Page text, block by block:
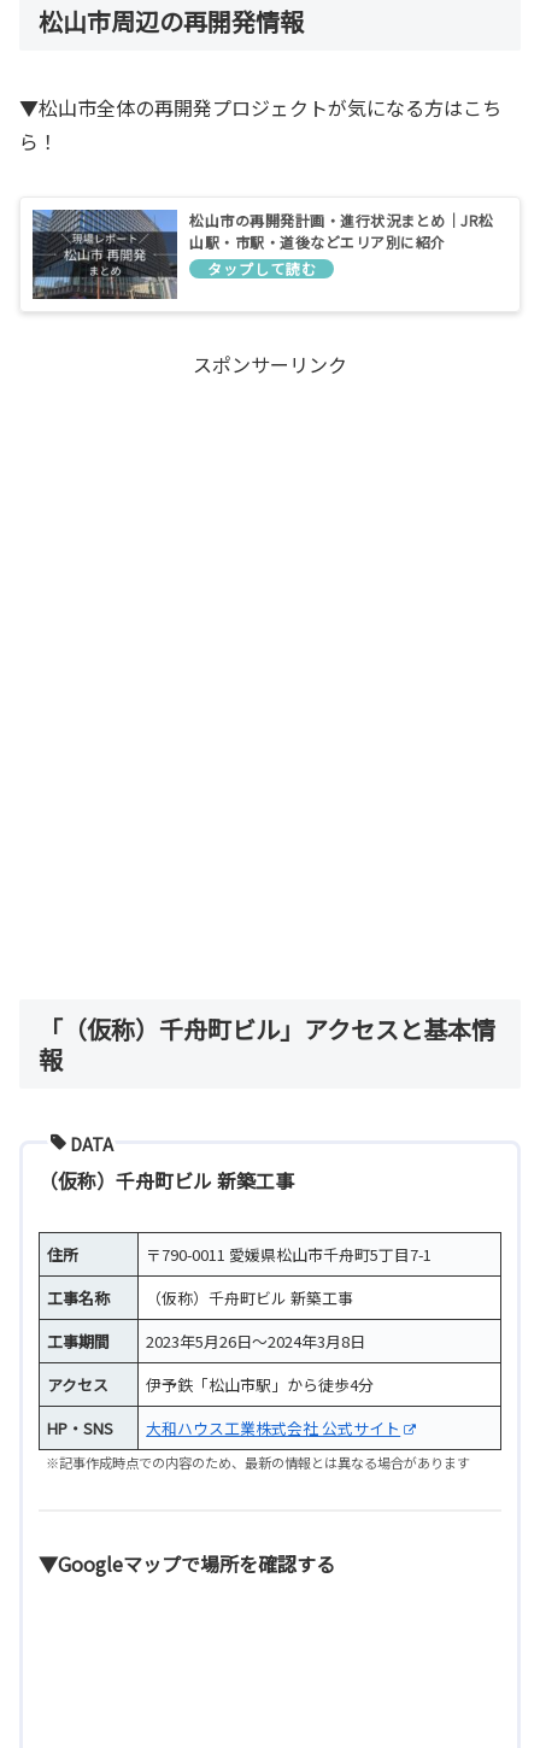
松山市周辺の再開発情報
▼松山市全体の再開発プロジェクトが気になる方はこち
ら！
松山市の再開発計画・進行状況まとめ｜JR松
山駅・市駅・道後などエリア別に紹介
スポンサーリンク
「（仮称）千舟町ビル」アクセスと基本情
報
DATA
（仮称）千舟町ビル 新築工事
住所
〒790-0011 愛媛県松山市千舟町5丁目7-1
工事名称
（仮称）千舟町ビル 新築工事
工事期間
2023年5月26日～2024年3月8日
アクセス
伊予鉄「松山市駅」から徒歩4分
HP・SNS
大和ハウス工業株式会社 公式サイト
※記事作成時点での内容のため、最新の情報とは異なる場合があります
▼Googleマップで場所を確認する